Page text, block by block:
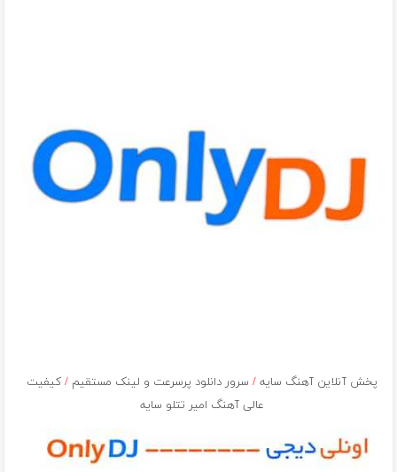
پخش آنلاین آهنگ سایه /سرور دانلود پرسرعت و لینک مستقیم /کیفیت
عالی آهنگ امیر تتلو سایه